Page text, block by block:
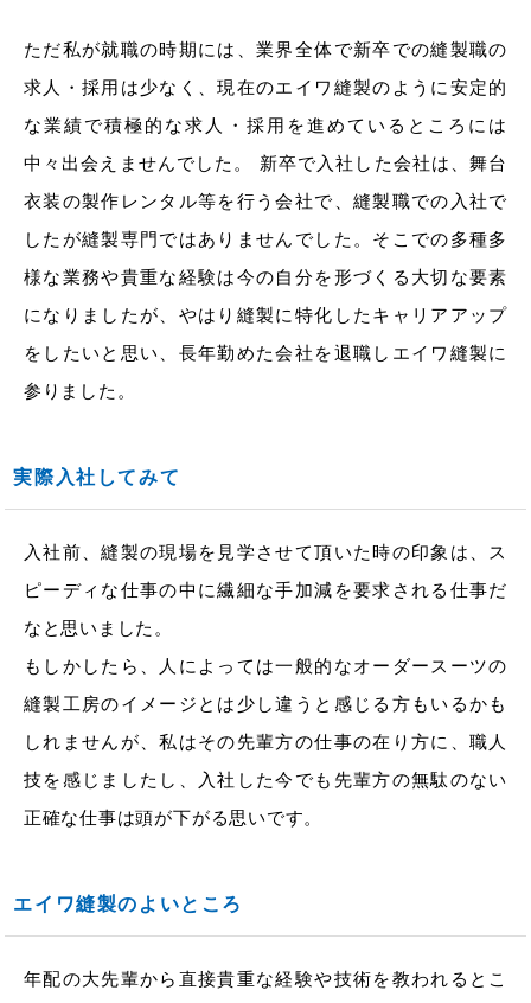
ただ私が就職の時期には、業界全体で新卒での縫製職の
求人・採用は少なく、現在のエイワ縫製のように安定的
な業績で積極的な求人・採用を進めているところには
中々出会えませんでした。 新卒で入社した会社は、舞台
衣装の製作レンタル等を行う会社で、縫製職での入社で
したが縫製専門ではありませんでした。そこでの多種多
様な業務や貴重な経験は今の自分を形づくる大切な要素
になりましたが、やはり縫製に特化したキャリアアップ
をしたいと思い、長年勤めた会社を退職しエイワ縫製に
参りました。
実際入社してみて
入社前、縫製の現場を見学させて頂いた時の印象は、ス
ピーディな仕事の中に繊細な手加減を要求される仕事だ
なと思いました。
もしかしたら、人によっては一般的なオーダースーツの
縫製工房のイメージとは少し違うと感じる方もいるかも
しれませんが、私はその先輩方の仕事の在り方に、職人
技を感じましたし、入社した今でも先輩方の無駄のない
正確な仕事は頭が下がる思いです。
エイワ縫製のよいところ
年配の大先輩から直接貴重な経験や技術を教われるとこ